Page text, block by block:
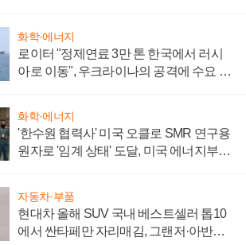
화학·에너지
로이터 "정제연료 3만 톤 한국에서 러시
아로 이동", 우크라이나의 공격에 수요 늘
화학·에너지
'한수원 협력사' 미국 오클로 SMR 연구용
원자로 '임계 상태' 도달, 미국 에너지부
자동차·부품
현대차 올해 SUV 국내 베스트셀러 톱10
에서 싼타페만 자리매김, 그랜저·아반떼